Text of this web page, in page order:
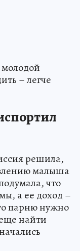
– легче
решила,
малыша
что
а ее доход –
парню нужно
найти